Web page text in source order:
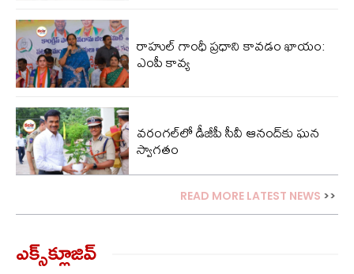
రాహుల్ గాంధీ ప్రధాని కావడం ఖాయం:
ఎంపీ కావ్య
వరంగల్‌లో డీజీపీ సీవీ ఆనంద్‌కు ఘన
స్వాగతం
READ MORE LATEST NEWS >>
ఎక్స్‌క్లూజివ్‌